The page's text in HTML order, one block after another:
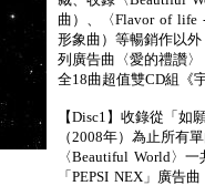
曲）、〈Flavor of life
形象曲）等暢銷作以
列廣告曲〈愛的禮讚
全18曲超值雙CD組《
【Disc1】收錄從「如
（2008年）為止所有
〈Beautiful World〉
「PEPSI NEX」廣告